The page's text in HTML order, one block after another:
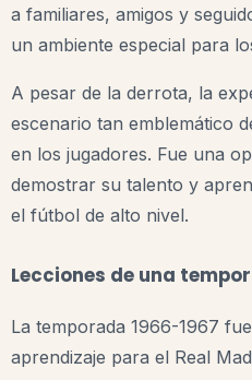
a familiares, amigos y
un ambiente especial para
A pesar de la derrota, la
escenario tan emblemático
en los jugadores. Fue una
demostrar su talento y
el fútbol de alto nivel.
Lecciones de una
La temporada 1966-1967
aprendizaje para el Real